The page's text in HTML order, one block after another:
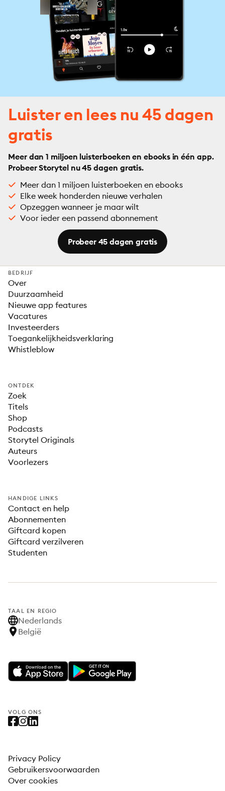
Luister en lees nu 45 dagen
gratis
Meer dan 1 miljoen luisterboeken en ebooks in één app.
Probeer Storytel nu 45 dagen gratis.
Meer dan 1 miljoen luisterboeken en ebooks
Elke week honderden nieuwe verhalen
Opzeggen wanneer je maar wilt
Voor ieder een passend abonnement
Probeer 45 dagen gratis
BEDRIJF
Over
Duurzaamheid
Nieuwe app features
Vacatures
Investeerders
Toegankelijkheidsverklaring
Whistleblow
ONTDEK
Zoek
Titels
Shop
Podcasts
Storytel Originals
Auteurs
Voorlezers
HANDIGE LINKS
Contact en help
Abonnementen
Giftcard kopen
Giftcard verzilveren
Studenten
TAAL EN REGIO
Nederlands
België
VOLG ONS
Privacy Policy
Gebruikersvoorwaarden
Over cookies